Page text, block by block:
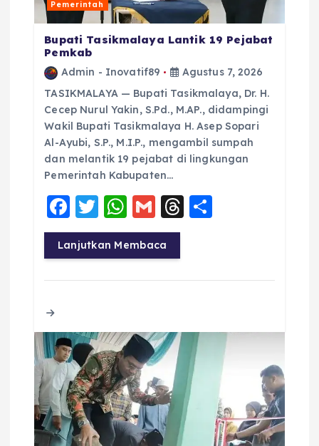
Pemerintah
Bupati Tasikmalaya Lantik 19 Pejabat
Pemkab
Admin - Inovatif89
Agustus 7, 2026
TASIKMALAYA — Bupati Tasikmalaya, Dr. H.
Cecep Nurul Yakin, S.Pd., M.AP., didampingi
Wakil Bupati Tasikmalaya H. Asep Sopari
Al-Ayubi, S.P., M.I.P., mengambil sumpah
dan melantik 19 pejabat di lingkungan
Pemerintah Kabupaten…
F
a
c
e
o
k
T
w
it
te
W
h
a
ts
p
G
m
ai
l
T
a re
Lanjutkan Membaca